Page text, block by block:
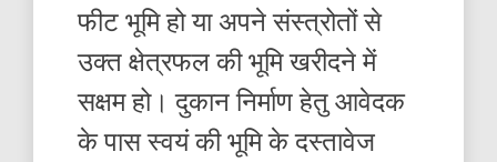
फीट भूमि हो या अपने संस्त्रोतों से
उक्त क्षेत्रफल की भूमि खरीदने में
सक्षम हो। दुकान निर्माण हेतु आवेदक
के पास स्वयं की भूमि के दस्तावेज